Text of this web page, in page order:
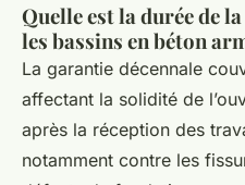
Quelle est la durée de
les bassins en béton
La garantie décennale
affectant la solidité de
après la réception des
notamment contre les